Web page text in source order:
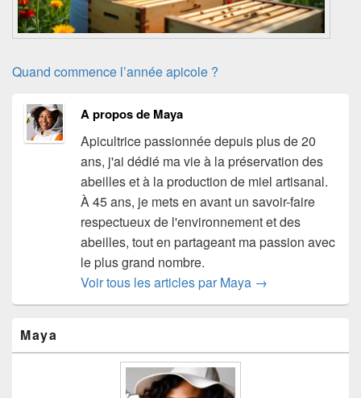
Quand commence l’année apicole ?
A propos de Maya
Apicultrice passionnée depuis plus de 20
ans, j'ai dédié ma vie à la préservation des
abeilles et à la production de miel artisanal.
À 45 ans, je mets en avant un savoir-faire
respectueux de l'environnement et des
abeilles, tout en partageant ma passion avec
le plus grand nombre.
Voir tous les articles par Maya →
principale
de
Maya